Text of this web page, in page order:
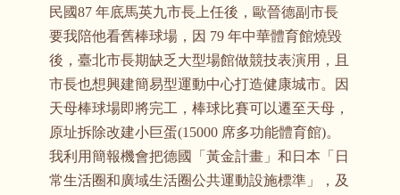
民國87 年底馬英九市長上任後，歐晉德副市長
要我陪他看舊棒球場，因 79 年中華體育館燒毀
後，臺北市長期缺乏大型場館做競技表演用，且
市長也想興建簡易型運動中心打造健康城市。因
天母棒球場即將完工，棒球比賽可以遷至天母，
原址拆除改建小巨蛋(15000 席多功能體育館)。
我利用簡報機會把德國「黃金計畫」和日本「日
常生活圈和廣域生活圈公共運動設施標準」，及